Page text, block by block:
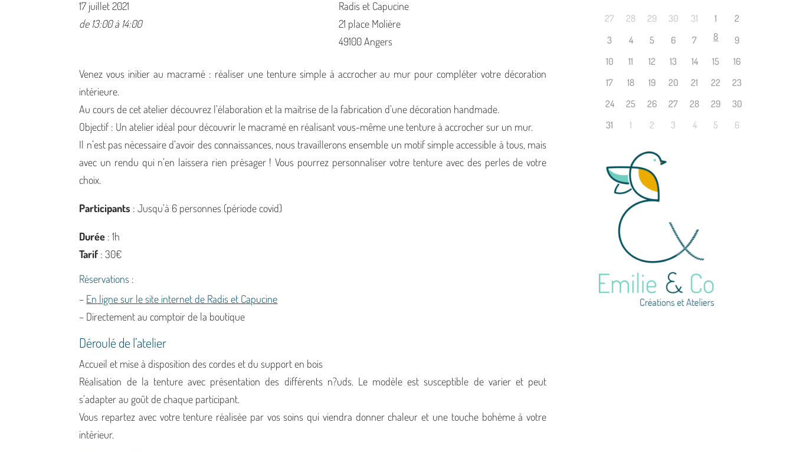
17 juillet 2021
de 13:00 à 14:00
Radis et Capucine
21 place Molière
49100 Angers
Venez vous initier au macramé : réaliser une tenture simple à accrocher au mur pour compléter votre décoration
intérieure.
Au cours de cet atelier découvrez l’élaboration et la maitrise de la fabrication d’une décoration handmade.
Objectif : Un atelier idéal pour découvrir le macramé en réalisant vous-même une tenture à accrocher sur un mur.
Il n’est pas nécessaire d’avoir des connaissances, nous travaillerons ensemble un motif simple accessible à tous, mais
avec un rendu qui n’en laissera rien présager ! Vous pourrez personnaliser votre tenture avec des perles de votre
choix.
Participants : Jusqu’à 6 personnes (période covid)
Durée : 1h
Tarif : 30€
Réservations :
– En ligne sur le site internet de Radis et Capucine
– Directement au comptoir de la boutique
Déroulé de l’atelier
Accueil et mise à disposition des cordes et du support en bois
Réalisation de la tenture avec présentation des différents n?uds. Le modèle est susceptible de varier et peut
s’adapter au goût de chaque participant.
Vous repartez avec votre tenture réalisée par vos soins qui viendra donner chaleur et une touche bohème à votre
intérieur.
27 28 29 30 31 1
2
3
4 5 6 7 8
9
10
11 12 13 14 15
16
17
18 19 20 21 22
23
24
25 26 27 28 29
30
31
1 2 3 4 5 6